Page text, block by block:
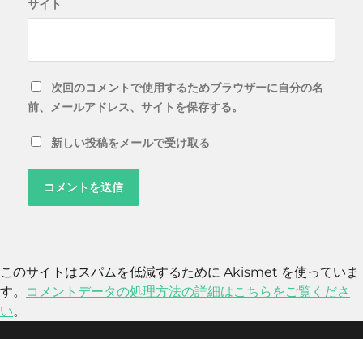
サイト
次回のコメントで使用するためブラウザーに自分の名
前、メールアドレス、サイトを保存する。
新しい投稿をメールで受け取る
このサイトはスパムを低減するために Akismet を使っていま
す。
コメントデータの処理方法の詳細はこちらをご覧くださ
い。